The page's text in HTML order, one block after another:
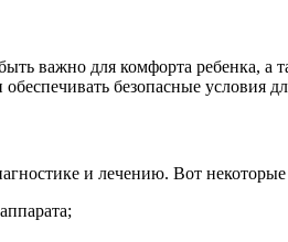
важно для комфорта ребенка, а
безопасные условия
и лечению. Вот